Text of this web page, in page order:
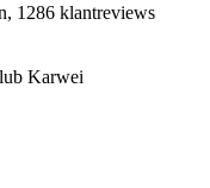
1286 klantreviews
Karwei